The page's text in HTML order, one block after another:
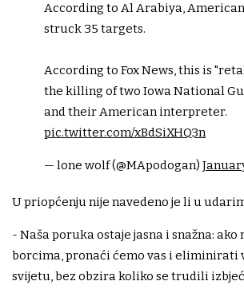
According to Al Arabiya,
struck 35 targets.
According to Fox News, this is
the killing of two Iowa National
and their American interpreter.
pic.twitter.com/xBdSiXHQ3n
— lone wolf (@MApodogan)
U priopćenju nije navedeno je li u
- Naša poruka ostaje jasna i snažna:
borcima, pronaći ćemo vas i eliminirati
svijetu, bez obzira koliko se trudili